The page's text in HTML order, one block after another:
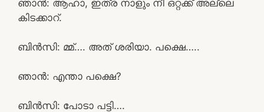
ഞാൻ: ആഹാ, ഇത്ര നാളും നീ ഒറ്റക്ക് അല്ലെ
കിടക്കാറ്.
ബിൻസി: മ്മ്…. അത് ശരിയാ. പക്ഷെ…..
ഞാൻ: എന്താ പക്ഷെ?
ബിൻസി: പോടാ പട്ടി….